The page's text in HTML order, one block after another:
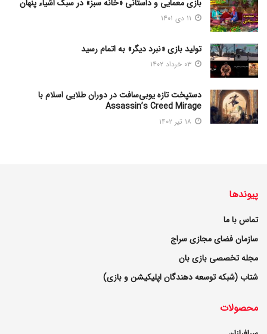
بازی معمایی و داستانی «خانه سبز» در سبک اشیاء پنهان
تولید بازی «نبرد دیگر» به اتمام رسید
دستپخت تازه یوبی‌سافت در دوران طلایی اسلام با
Assassin’s Creed Mirage
پیوندها
تماس با ما
سازمان فضای مجازی سراج
مجله تخصصی بازی بان
شتاب (شبکه توسعه دهندگان اپلیکیشن و بازی)
محصولات